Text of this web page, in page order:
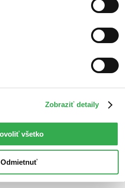
Zobraziť detaily
všetko
Odmietnuť
testy, nájdeš tu názorné
zaujímavé príklady od...
na sklade, máme však už iba
mať rýchlo, ponáhľajte sa!